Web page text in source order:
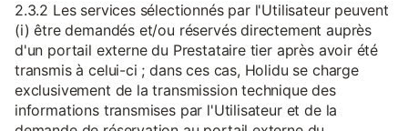
2.3.2 Les services sélectionnés par l'Utilisateur peuvent
(i) être demandés et/ou réservés directement auprès
d'un portail externe du Prestataire tier après avoir été
transmis à celui-ci ; dans ces cas, Holidu se charge
exclusivement de la transmission technique des
informations transmises par l'Utilisateur et de la